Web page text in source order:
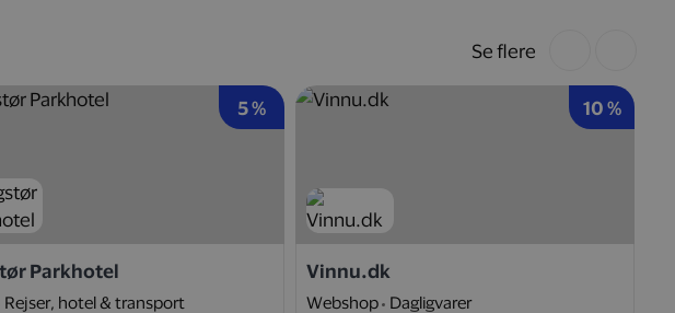
5 %
Parkhotel
Rejser, hotel & transport
10 %
Vinnu.dk
Webshop Dagligvarer
Se flere